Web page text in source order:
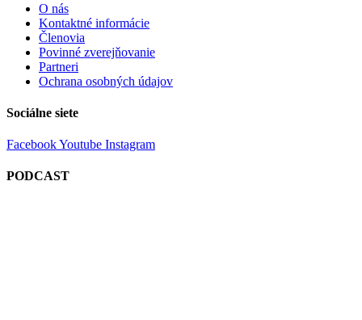
O nás
Kontaktné informácie
Členovia
Povinné zverejňovanie
Partneri
Ochrana osobných údajov
Sociálne siete
FacebookYoutube Instagram
PODCAST